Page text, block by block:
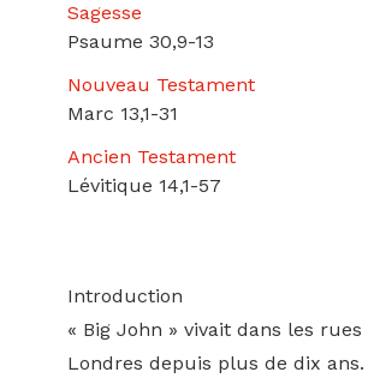
Sagesse
Psaume 30,9-13
Nouveau Testament
Marc 13,1-31
Ancien Testament
Lévitique 14,1-57
Introduction
« Big John » vivait dans les rues
Londres depuis plus de dix ans.